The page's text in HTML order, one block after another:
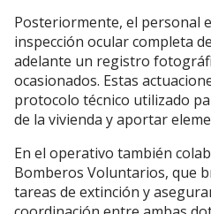
Posteriormente, el personal
inspección ocular completa
adelante un registro
ocasionados. Estas
protocolo técnico utilizado
de la vivienda y aportar
En el operativo también
Bomberos Voluntarios, que
tareas de extinción y